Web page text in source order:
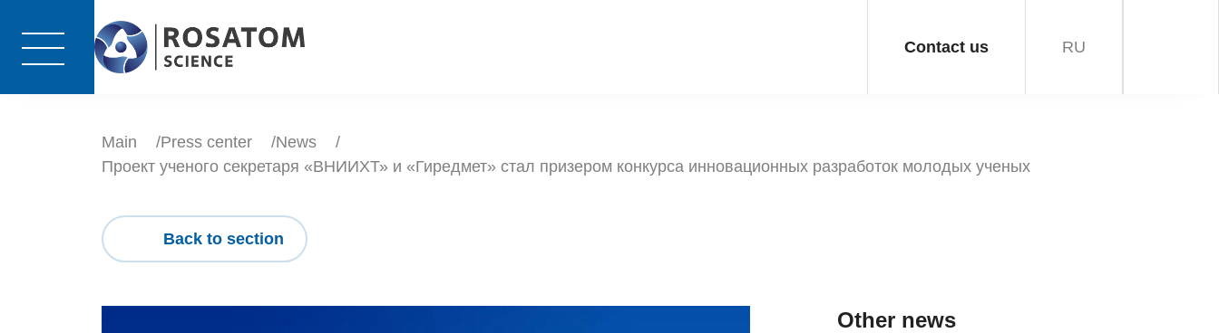
Contact us RU
Main Press center
News
Проект ученого секретаря «ВНИИХТ» и «Гиредмет» стал призером конкурса инновационных разработок молодых ученых
Back to section
Other news